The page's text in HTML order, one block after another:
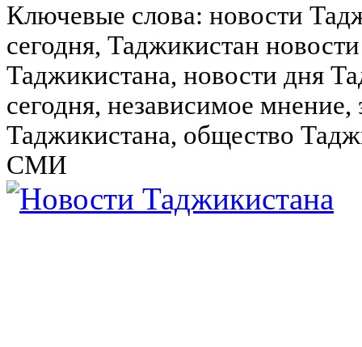
Ключевые слова: новости
сегодня, Таджикистан
Таджикистана, новости дня
сегодня, независимое
Таджикистана, общество
СМИ